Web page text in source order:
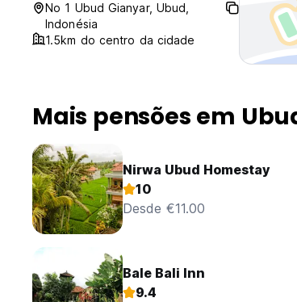
No 1 Ubud Gianyar, Ubud,
Indonésia
1.5km do centro da cidade
Mais pensões em
Nirwa Ubud Homestay
10
Desde €11.00
Bale Bali Inn
9.4